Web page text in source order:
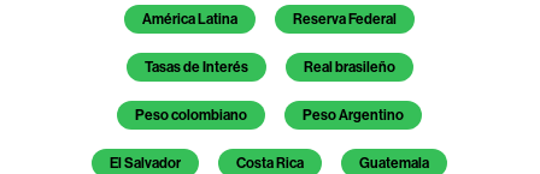
América Latina Reserva Federal
Tasas de Interés Real brasileño
Peso colombiano Peso Argentino
El Salvador Costa Rica Guatemala